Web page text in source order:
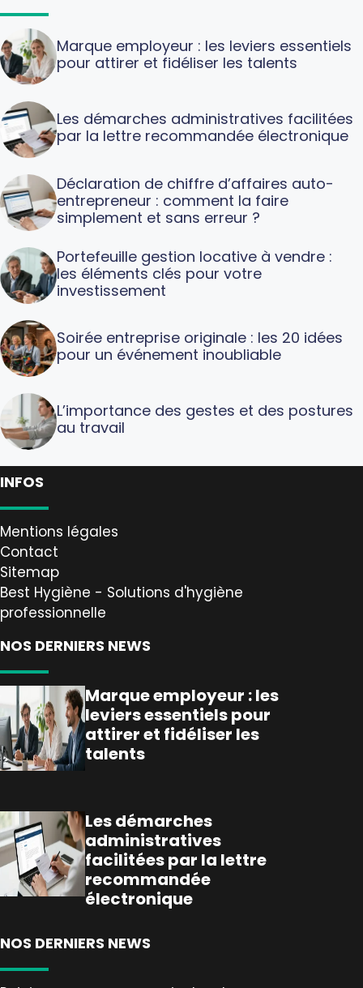
Marque employeur : les leviers essentiels
pour attirer et fidéliser les talents
Les démarches administratives facilitées
par la lettre recommandée électronique
Déclaration de chiffre d’affaires auto-
entrepreneur : comment la faire
simplement et sans erreur ?
Portefeuille gestion locative à vendre :
les éléments clés pour votre
investissement
Soirée entreprise originale : les 20 idées
pour un événement inoubliable
L’importance des gestes et des postures
au travail
INFOS
Mentions légales
Contact
Sitemap
Best Hygiène - Solutions d'hygiène
professionnelle
NOS DERNIERS NEWS
Marque employeur : les
leviers essentiels pour
attirer et fidéliser les
talents
Les démarches
administratives
facilitées par la lettre
recommandée
électronique
NOS DERNIERS NEWS